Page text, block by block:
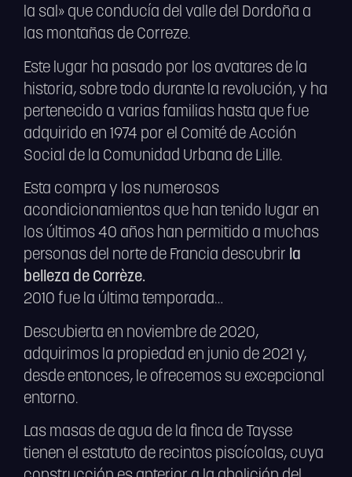
la sal» que conducía del valle del Dordoña a
las montañas de Correze.
Este lugar ha pasado por los avatares de la
historia, sobre todo durante la revolución, y ha
pertenecido a varias familias hasta que fue
adquirido en 1974 por el Comité de Acción
Social de la Comunidad Urbana de Lille.
Esta compra y los numerosos
acondicionamientos que han tenido lugar en
los últimos 40 años han permitido a muchas
personas del norte de Francia descubrir la
belleza de Corrèze.
2010 fue la última temporada…
Descubierta en noviembre de 2020,
adquirimos la propiedad en junio de 2021 y,
desde entonces, le ofrecemos su excepcional
entorno.
Las masas de agua de la finca de Taysse
tienen el estatuto de recintos piscícolas, cuya